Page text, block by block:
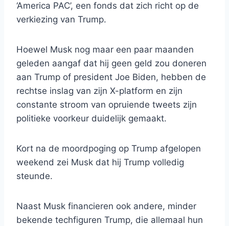
‘America PAC’, een fonds dat zich richt op de
verkiezing van Trump.
Hoewel Musk nog maar een paar maanden
geleden aangaf dat hij geen geld zou doneren
aan Trump of president Joe Biden, hebben de
rechtse inslag van zijn X-platform en zijn
constante stroom van opruiende tweets zijn
politieke voorkeur duidelijk gemaakt.
Kort na de moordpoging op Trump afgelopen
weekend zei Musk dat hij Trump volledig
steunde.
Naast Musk financieren ook andere, minder
bekende techfiguren Trump, die allemaal hun